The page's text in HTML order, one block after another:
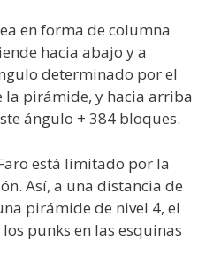
en forma de columna
hacia abajo y a
determinado por el
la pirámide, y hacia arriba
ángulo + 384 bloques.
está limitado por la
Así, a una distancia de
pirámide de nivel 4, el
punks en las esquinas